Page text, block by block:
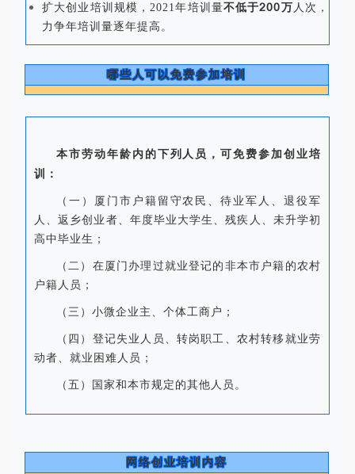
扩大创业培训规模，2021年培训量不低于200万 人次，
力争年培训量逐年提高。
哪些人可以免费参加培训
本市劳动年龄内的下列人员，可免费参加创业培
训：
（一）厦门市户籍留守农民、待业军人、退役军
人、返乡创业者、年度毕业大学生、残疾人、未升学初
高中毕业生；
（二）在厦门办理过就业登记的非本市户籍的农村
户籍人员；
（三）小微企业主、个体工商户；
（四）登记失业人员、转岗职工、农村转移就业劳
动者、就业困难人员；
（五）国家和本市规定的其他人员。
网络创业培训内容